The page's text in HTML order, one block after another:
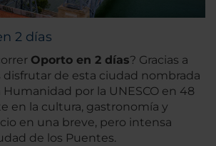
2 días
Oporto en 2 días? Gracias a
disfrutar de esta ciudad nombrada
por la UNESCO en 48
en la cultura, gastronomía y
en una breve, pero intensa
de los Puentes.